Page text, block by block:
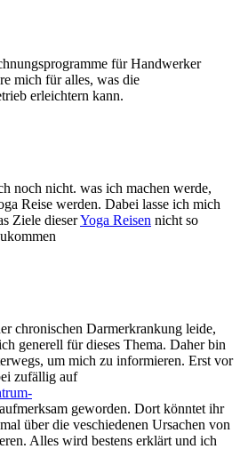
für Handwerker
mich für alles, was die
erleichtern kann.
noch nicht. was ich machen werde,
Reise werden. Dabei lasse ich mich
Ziele dieserYoga Reisen nicht so
chronischen Darmerkrankung leide,
generell für dieses Thema. Daher bin
um mich zu informieren. Erst vor
zufällig auf
geworden. Dort könntet ihr
über die veschiedenen Ursachen von
Alles wird bestens erklärt und ich